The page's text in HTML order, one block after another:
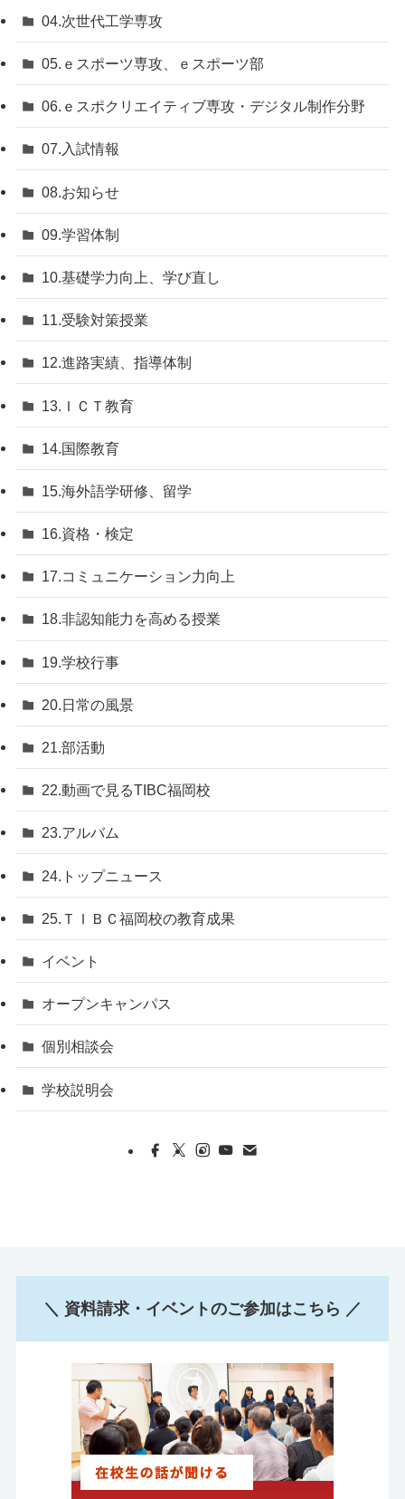
04.次世代工学専攻
05.ｅスポーツ専攻、ｅスポーツ部
06.ｅスポクリエイティブ専攻・デジタル制作分野
07.入試情報
08.お知らせ
09.学習体制
10.基礎学力向上、学び直し
11.受験対策授業
12.進路実績、指導体制
13.ＩＣＴ教育
14.国際教育
15.海外語学研修、留学
16.資格・検定
17.コミュニケーション力向上
18.非認知能力を高める授業
19.学校行事
20.日常の風景
21.部活動
22.動画で見るTIBC福岡校
23.アルバム
24.トップニュース
25.ＴＩＢＣ福岡校の教育成果
イベント
オープンキャンパス
個別相談会
学校説明会
＼ 資料請求・イベントのご参加はこちら ／